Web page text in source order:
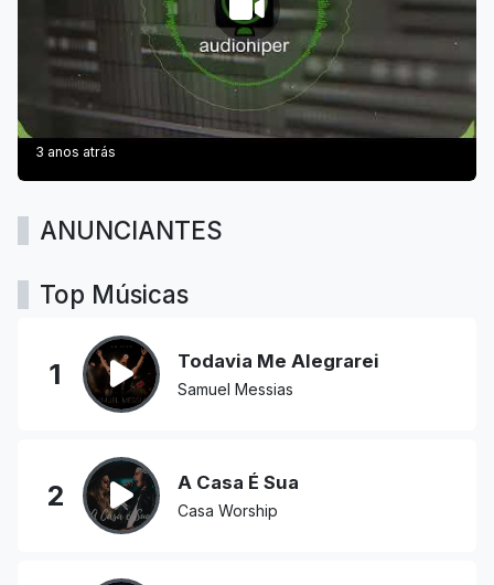
3 anos atrás
ANUNCIANTES
Top Músicas
1 Todavia Me Alegrarei
Samuel Messias
2 A Casa É Sua
Casa Worship